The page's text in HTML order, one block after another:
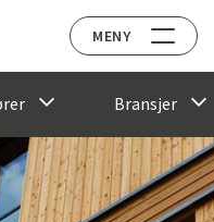
MENY
Bransjer